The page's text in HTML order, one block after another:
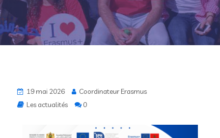
19 mai 2026
Coordinateur Erasmus
Les actualités
0